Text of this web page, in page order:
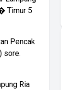
Timur 5
Pencak
sore.
Ria